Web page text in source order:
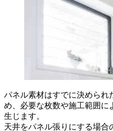
パネル素材はすでに決められ
め、必要な枚数や施工範囲に
生じます。
天井をパネル張りにする場合